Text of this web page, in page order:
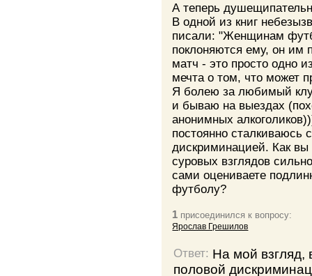
А теперь
В одной из книг
писали: "Женщинам
поклоняются ему, он им
матч - это просто одно
мечта о том, что может
Я болею за любимый
и бываю на выездах
анонимных
постоянно сталкиваюсь
дискриминацией. Как
суровых взглядов
сами оцениваете
футболу?
1 присоединился к вопросу:
Ярослав Грешилов
Ответ: На мой взгляд,
половой